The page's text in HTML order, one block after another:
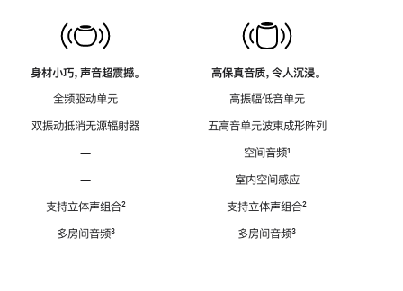
身材小巧，声音超震撼。
全频驱动单元
双振动抵消无源辐射器
—
—
支持立体声组合脚
²
多房间音频脚
³
高保真音质，令人沉浸。
高振幅低音单元
五高音单元波束成形阵列
空间音频脚
¹
室内空间感应
支持立体声组合脚
²
多房间音频脚
³